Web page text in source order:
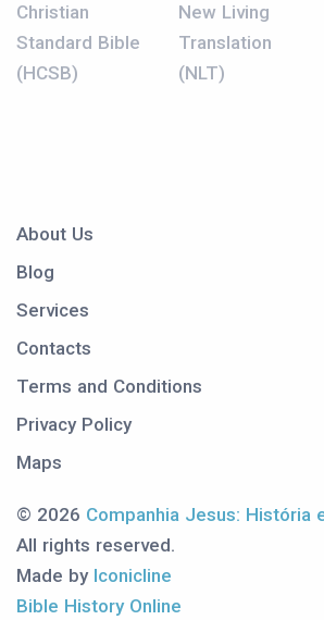
Christian
Standard Bible
(HCSB)
New Living
Translation
(NLT)
About Us
Blog
Services
Contacts
Terms and Conditions
Privacy Policy
Maps
© 2026 Companhia Jesus: História
All rights reserved.
Made by Iconicline
Bible History Online